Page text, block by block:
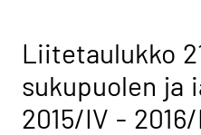
Liitetaulukko
sukupuolen ja
2015/IV -